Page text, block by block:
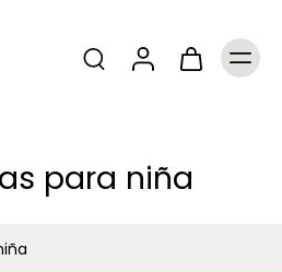
para niña